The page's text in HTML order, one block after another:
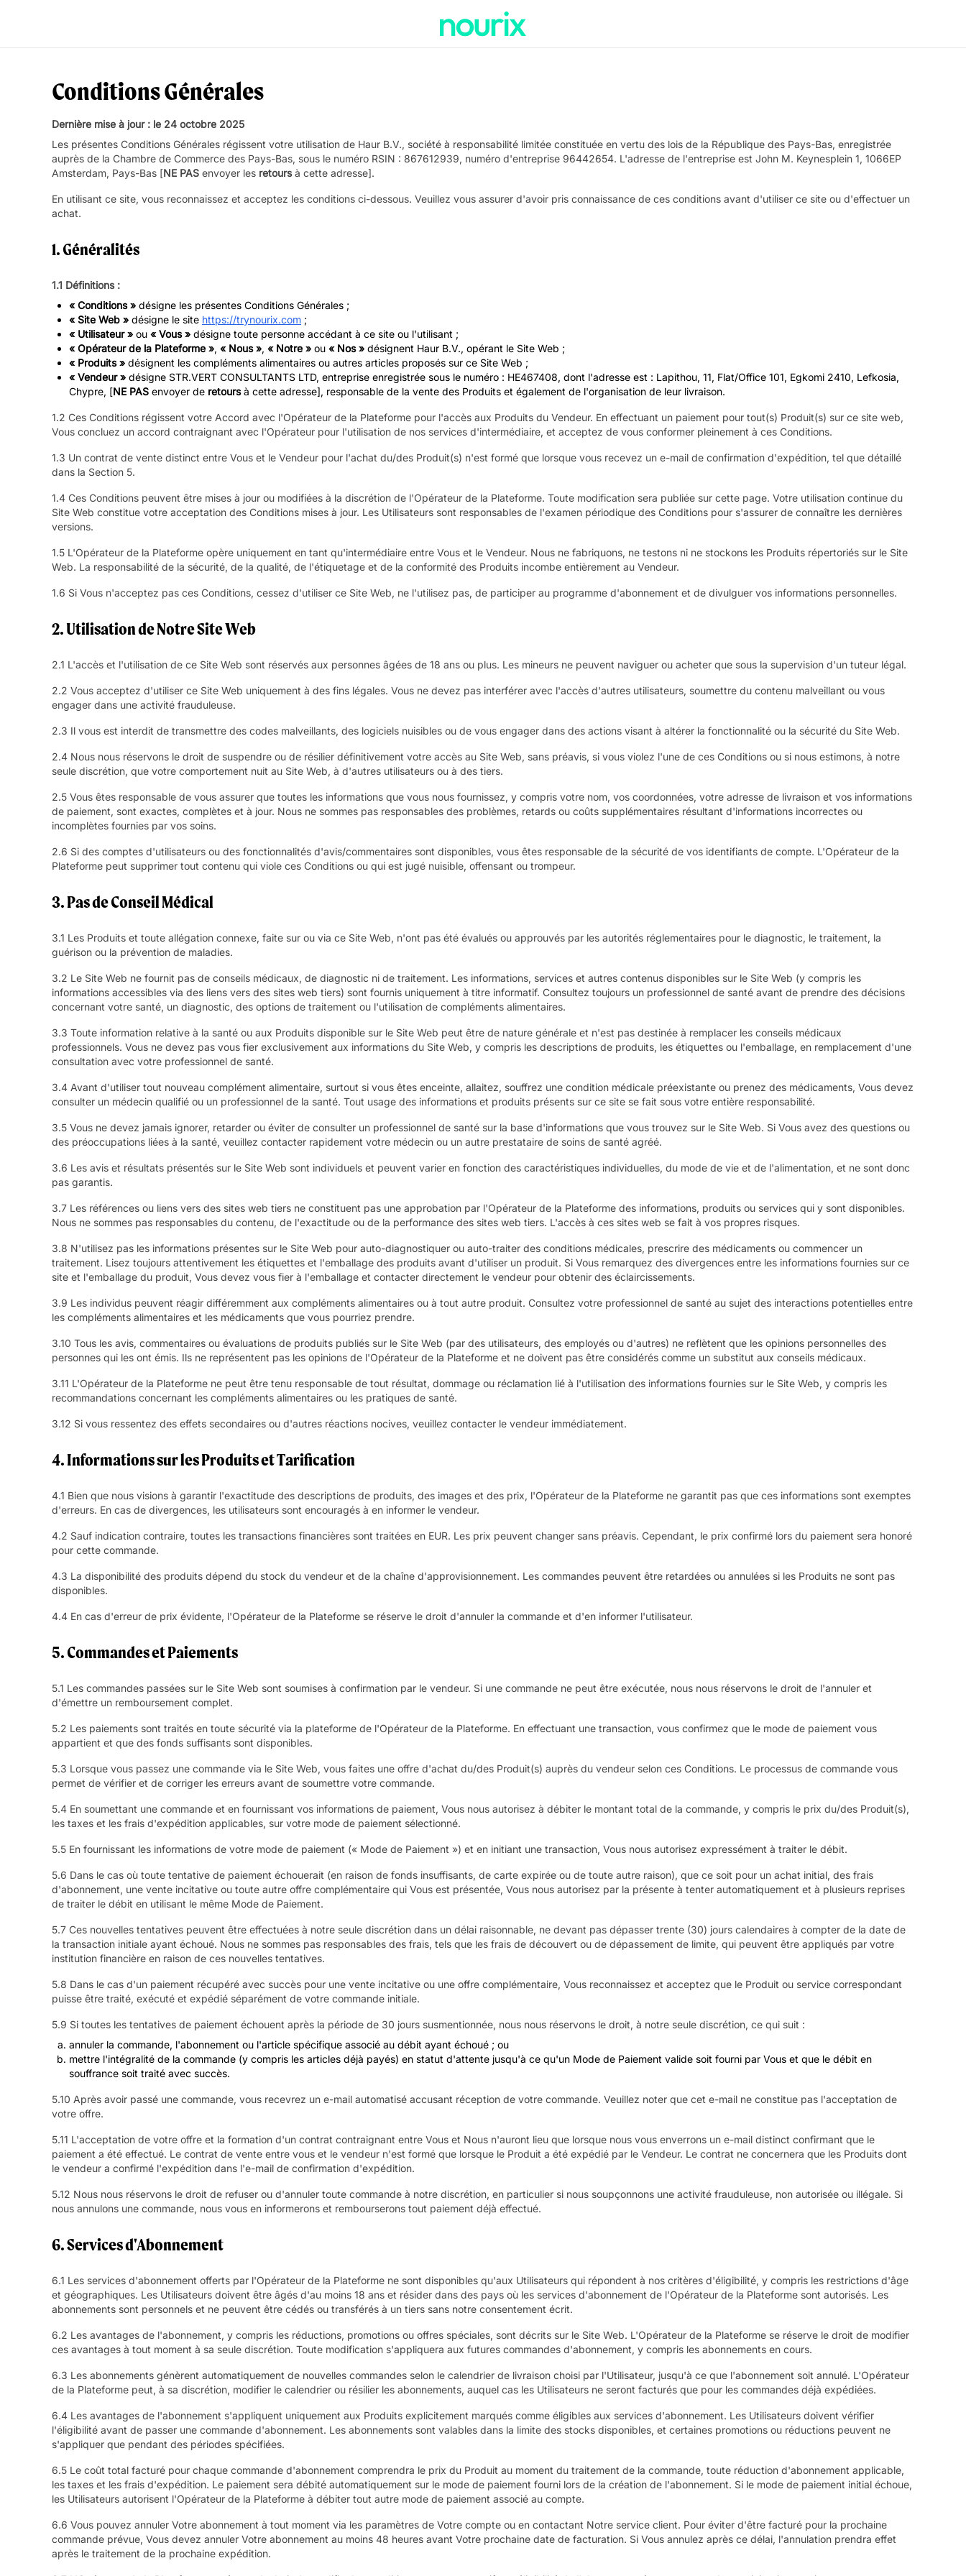
Conditions Générales
Dernière mise à jour : le 24 octobre 2025
Les présentes Conditions Générales régissent votre utilisation de Haur B.V., société à responsabilité limitée constituée en vertu des lois de la République des Pays-Bas, enregistrée
auprès de la Chambre de Commerce des Pays-Bas, sous le numéro RSIN : 867612939, numéro d'entreprise 96442654. L'adresse de l'entreprise est John M. Keynesplein 1, 1066EP
Amsterdam, Pays-Bas [NE PAS envoyer les retoursà cette adresse].
En utilisant ce site, vous reconnaissez et acceptez les conditions ci-dessous. Veuillez vous assurer d'avoir pris connaissance de ces conditions avant d'utiliser ce site ou d'effectuer un
achat.
1. Généralités
1.1 Définitions :
« Conditions » désigne les présentes Conditions Générales ;
« Site Web » désigne le site https://trynourix.com ;
« Utilisateur » ou « Vous » désigne toute personne accédant à ce site ou l'utilisant ;
« Opérateur de la Plateforme », « Nous », « Notre » ou « Nos » désignent Haur B.V., opérant le Site Web ;
« Produits » désignent les compléments alimentaires ou autres articles proposés sur ce Site Web ;
« Vendeur » désigne STR.VERT CONSULTANTS LTD, entreprise enregistrée sous le numéro : HE467408, dont l'adresse est : Lapithou, 11, Flat/Office 101, Egkomi 2410, Lefkosia,
Chypre, [NE PAS envoyer de retoursà cette adresse], responsable de la vente des Produits et également de l'organisation de leur livraison.
1.2 Ces Conditions régissent votre Accord avec l'Opérateur de la Plateforme pour l'accès aux Produits du Vendeur. En effectuant un paiement pour tout(s) Produit(s) sur ce site web,
Vous concluez un accord contraignant avec l'Opérateur pour l'utilisation de nos services d'intermédiaire, et acceptez de vous conformer pleinement à ces Conditions.
1.3 Un contrat de vente distinct entre Vous et le Vendeur pour l'achat du/des Produit(s) n'est formé que lorsque vous recevez un e-mail de confirmation d'expédition, tel que détaillé
dans la Section 5.
1.4 Ces Conditions peuvent être mises à jour ou modifiées à la discrétion de l'Opérateur de la Plateforme. Toute modification sera publiée sur cette page. Votre utilisation continue du
Site Web constitue votre acceptation des Conditions mises à jour. Les Utilisateurs sont responsables de l'examen périodique des Conditions pour s'assurer de connaître les dernières
versions.
1.5 L'Opérateur de la Plateforme opère uniquement en tant qu'intermédiaire entre Vous et le Vendeur. Nous ne fabriquons, ne testons ni ne stockons les Produits répertoriés sur le Site
Web. La responsabilité de la sécurité, de la qualité, de l'étiquetage et de la conformité des Produits incombe entièrement au Vendeur.
1.6 Si Vous n'acceptez pas ces Conditions, cessez d'utiliser ce Site Web, ne l'utilisez pas, de participer au programme d'abonnement et de divulguer vos informations personnelles.
2. Utilisation de Notre Site Web
2.1 L'accès et l'utilisation de ce Site Web sont réservés aux personnes âgées de 18 ans ou plus. Les mineurs ne peuvent naviguer ou acheter que sous la supervision d'un tuteur légal.
2.2 Vous acceptez d'utiliser ce Site Web uniquement à des fins légales. Vous ne devez pas interférer avec l'accès d'autres utilisateurs, soumettre du contenu malveillant ou vous
engager dans une activité frauduleuse.
2.3 Il vous est interdit de transmettre des codes malveillants, des logiciels nuisibles ou de vous engager dans des actions visant à altérer la fonctionnalité ou la sécurité du Site Web.
2.4 Nous nous réservons le droit de suspendre ou de résilier définitivement votre accès au Site Web, sans préavis, si vous violez l'une de ces Conditions ou si nous estimons, à notre
seule discrétion, que votre comportement nuit au Site Web, à d'autres utilisateurs ou à des tiers.
2.5 Vous êtes responsable de vous assurer que toutes les informations que vous nous fournissez, y compris votre nom, vos coordonnées, votre adresse de livraison et vos informations
de paiement, sont exactes, complètes et à jour. Nous ne sommes pas responsables des problèmes, retards ou coûts supplémentaires résultant d'informations incorrectes ou
incomplètes fournies par vos soins.
2.6 Si des comptes d'utilisateurs ou des fonctionnalités d'avis/commentaires sont disponibles, vous êtes responsable de la sécurité de vos identifiants de compte. L'Opérateur de la
Plateforme peut supprimer tout contenu qui viole ces Conditions ou qui est jugé nuisible, offensant ou trompeur.
3. Pas de Conseil Médical
3.1 Les Produits et toute allégation connexe, faite sur ou via ce Site Web, n'ont pas été évalués ou approuvés par les autorités réglementaires pour le diagnostic, le traitement, la
guérison ou la prévention de maladies.
3.2 Le Site Web ne fournit pas de conseils médicaux, de diagnostic ni de traitement. Les informations, services et autres contenus disponibles sur le Site Web (y compris les
informations accessibles via des liens vers des sites web tiers) sont fournis uniquement à titre informatif. Consultez toujours un professionnel de santé avant de prendre des décisions
concernant votre santé, un diagnostic, des options de traitement ou l'utilisation de compléments alimentaires.
3.3 Toute information relative à la santé ou aux Produits disponible sur le Site Web peut être de nature générale et n'est pas destinée à remplacer les conseils médicaux
professionnels. Vous ne devez pas vous fier exclusivement aux informations du Site Web, y compris les descriptions de produits, les étiquettes ou l'emballage, en remplacement d'une
consultation avec votre professionnel de santé.
3.4 Avant d'utiliser tout nouveau complément alimentaire, surtout si vous êtes enceinte, allaitez, souffrez une condition médicale préexistante ou prenez des médicaments, Vous devez
consulter un médecin qualifié ou un professionnel de la santé. Tout usage des informations et produits présents sur ce site se fait sous votre entière responsabilité.
3.5 Vous ne devez jamais ignorer, retarder ou éviter de consulter un professionnel de santé sur la base d'informations que vous trouvez sur le Site Web. Si Vous avez des questions ou
des préoccupations liées à la santé, veuillez contacter rapidement votre médecin ou un autre prestataire de soins de santé agréé.
3.6 Les avis et résultats présentés sur le Site Web sont individuels et peuvent varier en fonction des caractéristiques individuelles, du mode de vie et de l'alimentation, et ne sont donc
pas garantis.
3.7 Les références ou liens vers des sites web tiers ne constituent pas une approbation par l'Opérateur de la Plateforme des informations, produits ou services qui y sont disponibles.
Nous ne sommes pas responsables du contenu, de l'exactitude ou de la performance des sites web tiers. L'accès à ces sites web se fait à vos propres risques.
3.8 N'utilisez pas les informations présentes sur le Site Web pour auto-diagnostiquer ou auto-traiter des conditions médicales, prescrire des médicaments ou commencer un
traitement. Lisez toujours attentivement les étiquettes et l'emballage des produits avant d'utiliser un produit. Si Vous remarquez des divergences entre les informations fournies sur ce
site et l'emballage du produit, Vous devez vous fier à l'emballage et contacter directement le vendeur pour obtenir des éclaircissements.
3.9 Les individus peuvent réagir différemment aux compléments alimentaires ou à tout autre produit. Consultez votre professionnel de santé au sujet des interactions potentielles entre
les compléments alimentaires et les médicaments que vous pourriez prendre.
3.10 Tous les avis, commentaires ou évaluations de produits publiés sur le Site Web (par des utilisateurs, des employés ou d'autres) ne reflètent que les opinions personnelles des
personnes qui les ont émis. Ils ne représentent pas les opinions de l'Opérateur de la Plateforme et ne doivent pas être considérés comme un substitut aux conseils médicaux.
3.11 L'Opérateur de la Plateforme ne peut être tenu responsable de tout résultat, dommage ou réclamation lié à l'utilisation des informations fournies sur le Site Web, y compris les
recommandations concernant les compléments alimentaires ou les pratiques de santé.
3.12 Si vous ressentez des effets secondaires ou d'autres réactions nocives, veuillez contacter le vendeur immédiatement.
4. Informations sur les Produits et Tarification
4.1 Bien que nous visions à garantir l'exactitude des descriptions de produits, des images et des prix, l'Opérateur de la Plateforme ne garantit pas que ces informations sont exemptes
d'erreurs. En cas de divergences, les utilisateurs sont encouragés à en informer le vendeur.
4.2 Sauf indication contraire, toutes les transactions financières sont traitées en EUR. Les prix peuvent changer sans préavis. Cependant, le prix confirmé lors du paiement sera honoré
pour cette commande.
4.3 La disponibilité des produits dépend du stock du vendeur et de la chaîne d'approvisionnement. Les commandes peuvent être retardées ou annulées si les Produits ne sont pas
disponibles.
4.4 En cas d'erreur de prix évidente, l'Opérateur de la Plateforme se réserve le droit d'annuler la commande et d'en informer l'utilisateur.
5. Commandes et Paiements
5.1 Les commandes passées sur le Site Web sont soumises à confirmation par le vendeur. Si une commande ne peut être exécutée, nous nous réservons le droit de l'annuler et
d'émettre un remboursement complet.
5.2 Les paiements sont traités en toute sécurité via la plateforme de l'Opérateur de la Plateforme. En effectuant une transaction, vous confirmez que le mode de paiement vous
appartient et que des fonds suffisants sont disponibles.
5.3 Lorsque vous passez une commande via le Site Web, vous faites une offre d'achat du/des Produit(s) auprès du vendeur selon ces Conditions. Le processus de commande vous
permet de vérifier et de corriger les erreurs avant de soumettre votre commande.
5.4 En soumettant une commande et en fournissant vos informations de paiement, Vous nous autorisez à débiter le montant total de la commande, y compris le prix du/des Produit(s),
les taxes et les frais d'expédition applicables, sur votre mode de paiement sélectionné.
5.5 En fournissant les informations de votre mode de paiement (« Mode de Paiement ») et en initiant une transaction, Vous nous autorisez expressément à traiter le débit.
5.6 Dans le cas où toute tentative de paiement échouerait (en raison de fonds insuffisants, de carte expirée ou de toute autre raison), que ce soit pour un achat initial, des frais
d'abonnement, une vente incitative ou toute autre offre complémentaire qui Vous est présentée, Vous nous autorisez par la présente à tenter automatiquement et à plusieurs reprises
de traiter le débit en utilisant le même Mode de Paiement.
5.7 Ces nouvelles tentatives peuvent être effectuées à notre seule discrétion dans un délai raisonnable, ne devant pas dépasser trente (30) jours calendaires à compter de la date de
la transaction initiale ayant échoué. Nous ne sommes pas responsables des frais, tels que les frais de découvert ou de dépassement de limite, qui peuvent être appliqués par votre
institution financière en raison de ces nouvelles tentatives.
5.8 Dans le cas d'un paiement récupéré avec succès pour une vente incitative ou une offre complémentaire, Vous reconnaissez et acceptez que le Produit ou service correspondant
puisse être traité, exécuté et expédié séparément de votre commande initiale.
5.9 Si toutes les tentatives de paiement échouent après la période de 30 jours susmentionnée, nous nous réservons le droit, à notre seule discrétion, ce qui suit :
annuler la commande, l'abonnement ou l'article spécifique associé au débit ayant échoué ; ou
mettre l'intégralité de la commande (y compris les articles déjà payés) en statut d'attente jusqu'à ce qu'un Mode de Paiement valide soit fourni par Vous et que le débit en
souffrance soit traité avec succès.
5.10 Après avoir passé une commande, vous recevrez un e-mail automatisé accusant réception de votre commande. Veuillez noter que cet e-mail ne constitue pas l'acceptation de
votre offre.
5.11 L'acceptation de votre offre et la formation d'un contrat contraignant entre Vous et Nous n'auront lieu que lorsque nous vous enverrons un e-mail distinct confirmant que le
paiement a été effectué. Le contrat de vente entre vous et le vendeur n'est formé que lorsque le Produit a été expédié par le Vendeur. Le contrat ne concernera que les Produits dont
le vendeur a confirmé l'expédition dans l'e-mail de confirmation d'expédition.
5.12 Nous nous réservons le droit de refuser ou d'annuler toute commande à notre discrétion, en particulier si nous soupçonnons une activité frauduleuse, non autorisée ou illégale. Si
nous annulons une commande, nous vous en informerons et rembourserons tout paiement déjà effectué.
6. Services d'Abonnement
6.1 Les services d'abonnement offerts par l'Opérateur de la Plateforme ne sont disponibles qu'aux Utilisateurs qui répondent à nos critères d'éligibilité, y compris les restrictions d'âge
et géographiques. Les Utilisateurs doivent être âgés d'au moins 18 ans et résider dans des pays où les services d'abonnement de l'Opérateur de la Plateforme sont autorisés. Les
abonnements sont personnels et ne peuvent être cédés ou transférés à un tiers sans notre consentement écrit.
6.2 Les avantages de l'abonnement, y compris les réductions, promotions ou offres spéciales, sont décrits sur le Site Web. L'Opérateur de la Plateforme se réserve le droit de modifier
ces avantages à tout moment à sa seule discrétion. Toute modification s'appliquera aux futures commandes d'abonnement, y compris les abonnements en cours.
6.3 Les abonnements génèrent automatiquement de nouvelles commandes selon le calendrier de livraison choisi par l'Utilisateur, jusqu'à ce que l'abonnement soit annulé. L'Opérateur
de la Plateforme peut, à sa discrétion, modifier le calendrier ou résilier les abonnements, auquel cas les Utilisateurs ne seront facturés que pour les commandes déjà expédiées.
6.4 Les avantages de l'abonnement s'appliquent uniquement aux Produits explicitement marqués comme éligibles aux services d'abonnement. Les Utilisateurs doivent vérifier
l'éligibilité avant de passer une commande d'abonnement. Les abonnements sont valables dans la limite des stocks disponibles, et certaines promotions ou réductions peuvent ne
s'appliquer que pendant des périodes spécifiées.
6.5 Le coût total facturé pour chaque commande d'abonnement comprendra le prix du Produit au moment du traitement de la commande, toute réduction d'abonnement applicable,
les taxes et les frais d'expédition. Le paiement sera débité automatiquement sur le mode de paiement fourni lors de la création de l'abonnement. Si le mode de paiement initial échoue,
les Utilisateurs autorisent l'Opérateur de la Plateforme à débiter tout autre mode de paiement associé au compte.
6.6 Vous pouvez annuler Votre abonnement à tout moment via les paramètres de Votre compte ou en contactant Notre service client. Pour éviter d'être facturé pour la prochaine
commande prévue, Vous devez annuler Votre abonnement au moins 48 heures avant Votre prochaine date de facturation. Si Vous annulez après ce délai, l'annulation prendra effet
après le traitement de la prochaine expédition.